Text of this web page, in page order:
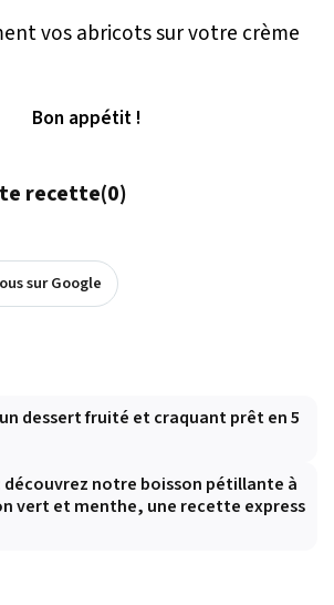
vos abricots sur votre crème
Bon appétit !
recette(0)
sur Google
dessert fruité et craquant prêt en 5
découvrez notre boisson pétillante à
vert et menthe, une recette express